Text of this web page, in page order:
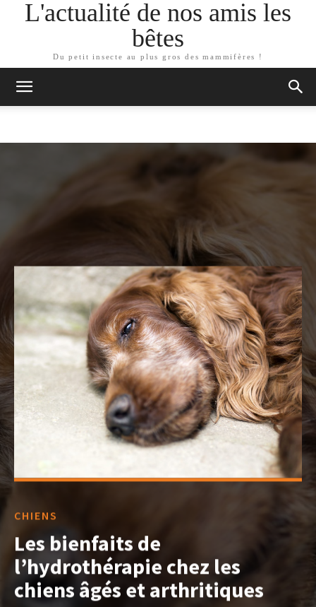
L'actualité de nos amis les
bêtes
Du petit insecte au plus gros des mammifères !
CHIENS
Les bienfaits de
l’hydrothérapie chez les
chiens âgés et arthritiques